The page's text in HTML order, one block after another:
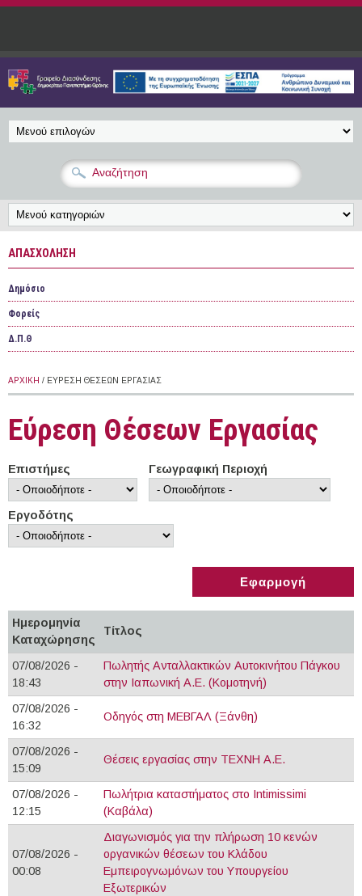
Παράκαμψη προς το κυρίως περιεχόμενο
ΑΠΑΣΧΌΛΗΣΗ
Δημόσιο
Φορείς
Δ.Π.Θ
ΑΡΧΙΚΉ / ΕΎΡΕΣΗ ΘΈΣΕΩΝ ΕΡΓΑΣΊΑΣ
Εύρεση Θέσεων Εργασίας
Επιστήμες Γεωγραφική Περιοχή
Εργοδότης
Ημερομηνία
Καταχώρησης
Τίτλος
07/08/2026 -
18:43
Πωλητής Ανταλλακτικών Αυτοκινήτου Πάγκου
στην Ιαπωνική Α.Ε. (Κομοτηνή)
07/08/2026 -
16:32
Οδηγός στη ΜΕΒΓΑΛ (Ξάνθη)
07/08/2026 -
15:09
Θέσεις εργασίας στην ΤΕΧΝΗ Α.Ε.
07/08/2026 -
12:15
Πωλήτρια καταστήματος στο Intimissimi
(Καβάλα)
07/08/2026 -
00:08
Διαγωνισμός για την πλήρωση 10 κενών
οργανικών θέσεων του Κλάδου
Εμπειρογνωμόνων του Υπουργείου
Εξωτερικών